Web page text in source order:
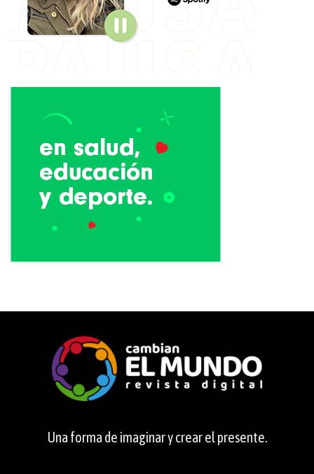
Una forma de imaginar y crear el presente.